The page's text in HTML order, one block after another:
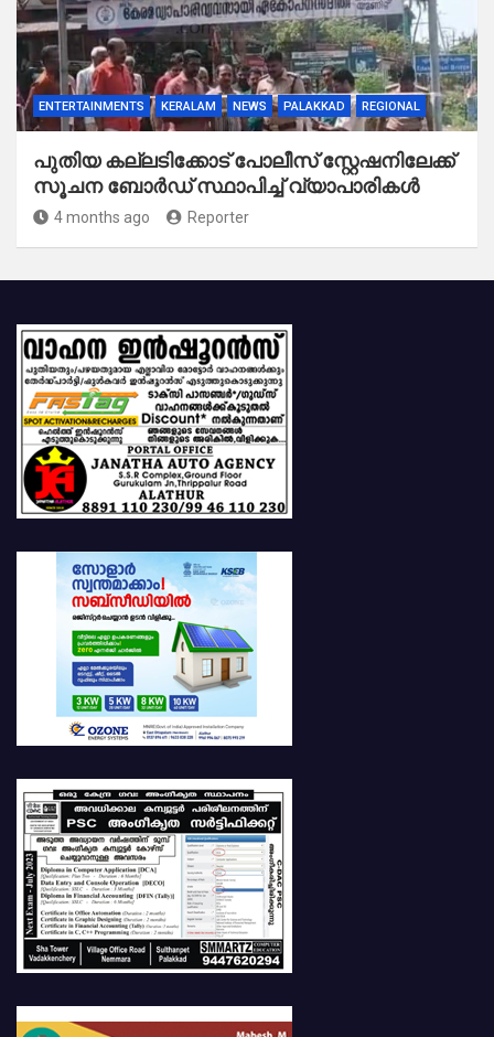
ENTERTAINMENTS KERALAM NEWS PALAKKAD REGIONAL
പുതിയ കല്ലടിക്കോട് പോലീസ് സ്റ്റേഷനിലേക്ക്
സൂചന ബോർഡ് സ്ഥാപിച്ച് വ്യാപാരികൾ
4 months ago Reporter